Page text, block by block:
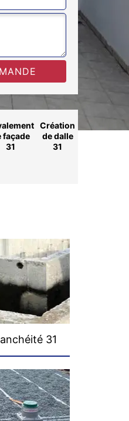
façade
31
Création
de dalle
31
31